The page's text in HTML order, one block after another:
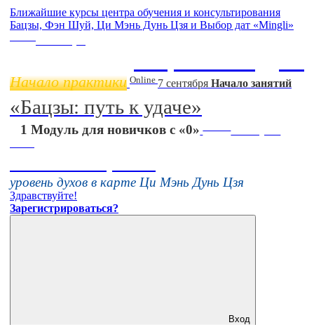
Ближайшие курсы центра обучения и консультирования
Бацзы, Фэн Шуй, Ци Мэнь Дунь Цзя и Выбор дат «Mingli»
Начало практики Online 7 сентября Начало занятий
«Бацзы: путь к удаче»
1 Модуль для новичков с «0»
16 августа
уровень духов в карте Ци Мэнь Дунь Цзя
Здравствуйте!
Зарегистрироваться?
Вход